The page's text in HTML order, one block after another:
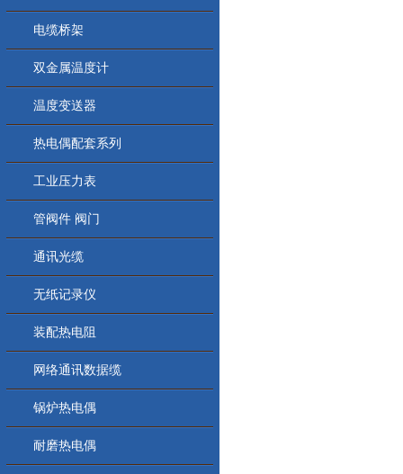
电缆桥架
双金属温度计
温度变送器
热电偶配套系列
工业压力表
管阀件 阀门
通讯光缆
无纸记录仪
装配热电阻
网络通讯数据缆
锅炉热电偶
耐磨热电偶